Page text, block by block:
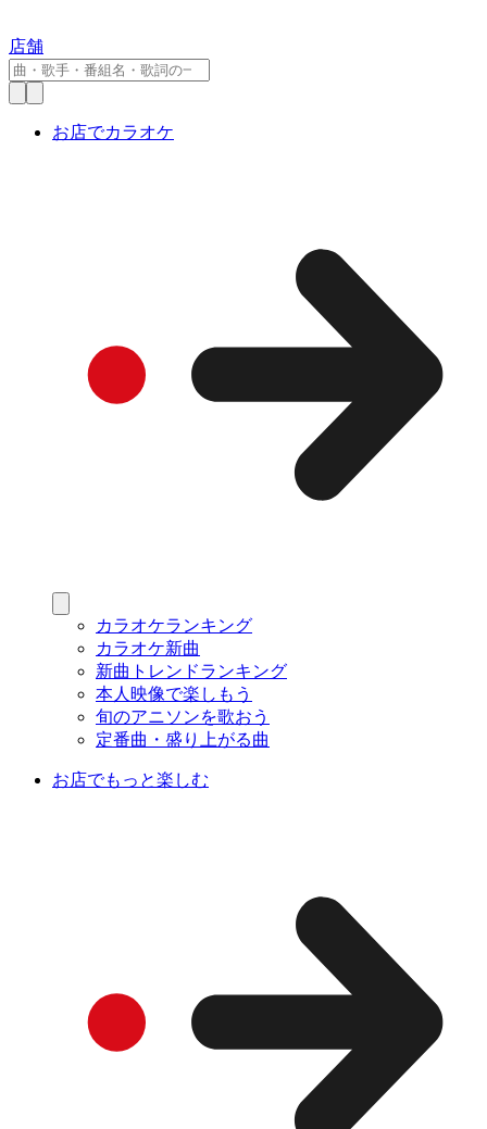
店舗
お店でカラオケ
カラオケランキング
カラオケ新曲
新曲トレンドランキング
本人映像で楽しもう
旬のアニソンを歌おう
定番曲・盛り上がる曲
お店でもっと楽しむ